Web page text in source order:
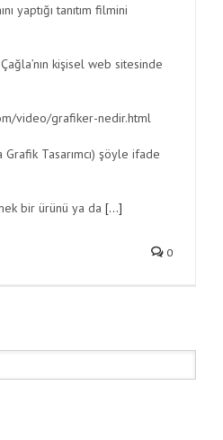
yaptığı tanıtım filmini
kişisel web sitesinde
video/grafiker-nedir.html
Tasarımcı) şöyle ifade
bir ürünü ya da […]
0